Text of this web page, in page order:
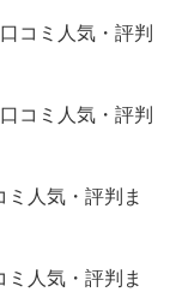
バーと、甘さと
実現するという
ローは、オレ
4つの材料だけ
一切使用してい
ランスの優れた
こうしてコアン
々なクラシック
コミ人気・評判
コミ人気・評判
人気・評判ま
人気・評判ま